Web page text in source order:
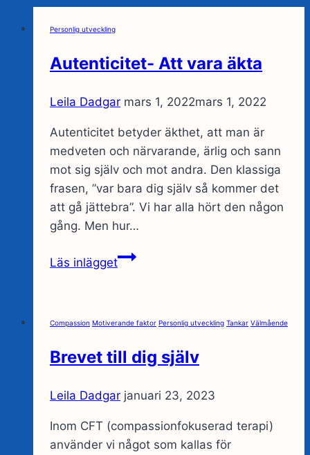
Personlig utveckling
Autenticitet- Att vara äkta
Leila Dadgar mars 1, 2022mars 1, 2022
Autenticitet betyder äkthet, att man är
medveten och närvarande, ärlig och sann
mot sig själv och mot andra. Den klassiga
frasen, ”var bara dig själv så kommer det
att gå jättebra”. Vi har alla hört den någon
gång. Men hur…
Läs inläggetAutenticitet-
Compassion Motiverande faktor Personlig utveckling Tankar Välmående
Brevet till dig själv
Leila Dadgar januari 23, 2023
Inom CFT (compassionfokuserad terapi)
använder vi något som kallas för